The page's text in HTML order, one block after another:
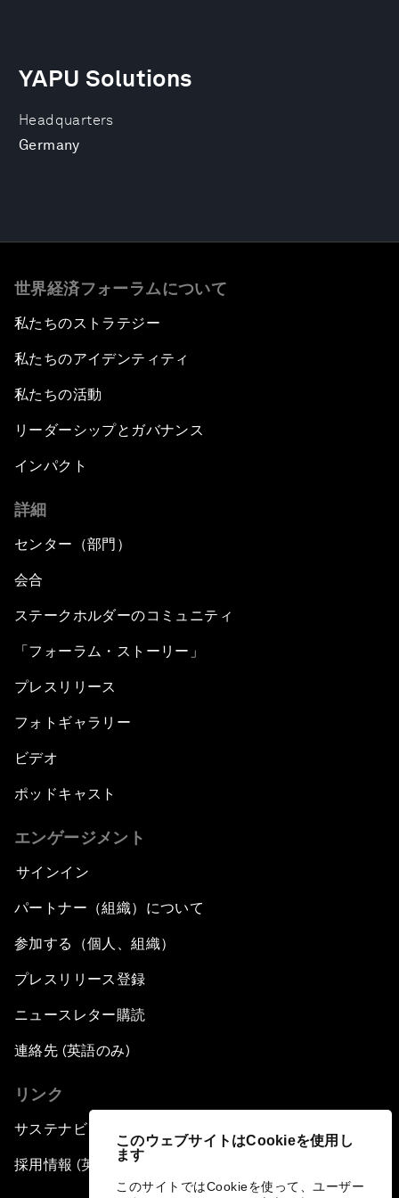
このウェブサイトはCookieを使用し
ます
このサイトではCookieを使って、ユーザー
Headquarters
Germany
YAPU Solutions
世界経済フォーラムについて
私たちのストラテジー
私たちのアイデンティティ
私たちの活動
リーダーシップとガバナンス
インパクト
詳細
センター（部門）
会合
ステークホルダーのコミュニティ
「フォーラム・ストーリー」
プレスリリース
フォトギャラリー
ビデオ
ポッドキャスト
エンゲージメント
サインイン
パートナー（組織）について
参加する（個人、組織）
プレスリリース登録
ニュースレター購読
連絡先 (英語のみ)
リンク
サステナビリティへの取り組み
採用情報 (英語のみ)